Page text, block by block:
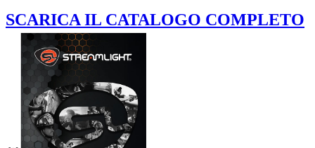
SCARICA IL CATALOGO COMPLETO